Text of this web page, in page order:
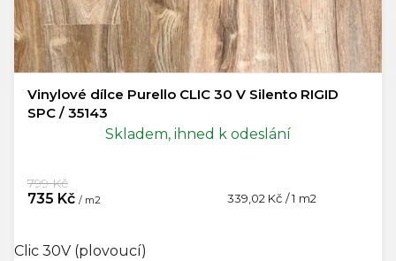
Vinylové dílce Purello CLIC 30 V Silento RIGID
SPC / 35143
Skladem, ihned k odeslání
735 Kč / m2
799 Kč
Měrná
339,02 Kč / 1 m2
Clic 30V (plovoucí)